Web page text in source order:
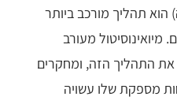
תהליך מורכב ביותר
מעורב
התהליך הזה, ומחקרים
מספקת שלו עשויה